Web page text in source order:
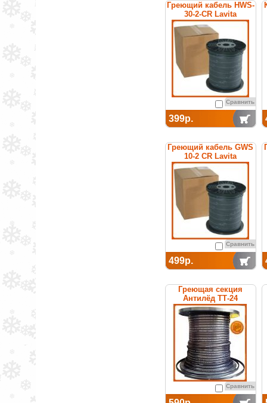
Греющий кабель HWS-
30-2-CR Lavita
Сравнить
399р.
Греющий кабель GWS
10-2 CR Lavita
Сравнить
499р.
Греющая секция
Антилёд ТТ-24
саморегулируемая
Сравнить